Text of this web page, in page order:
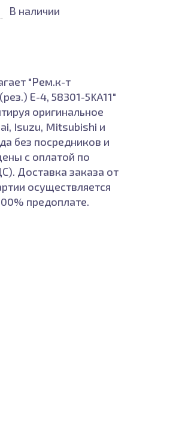
В наличии
"Рем.к-т
Е-4, 58301-5KA11"
оригинальное
Isuzu, Mitsubishi и
без посредников и
с оплатой по
Доставка заказа от
осуществляется
предоплате.